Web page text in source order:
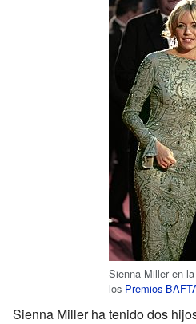
Sienna Miller en
los Premios
Sienna Miller ha tenido dos